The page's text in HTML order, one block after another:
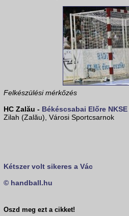
Felkészülési mérkőzés
HC Zalău - Békéscsabai Előre NKSE
Zilah (Zalău), Városi Sportcsarnok
Kétszer volt sikeres a Vác
© handball.hu
Oszd meg ezt a cikket!